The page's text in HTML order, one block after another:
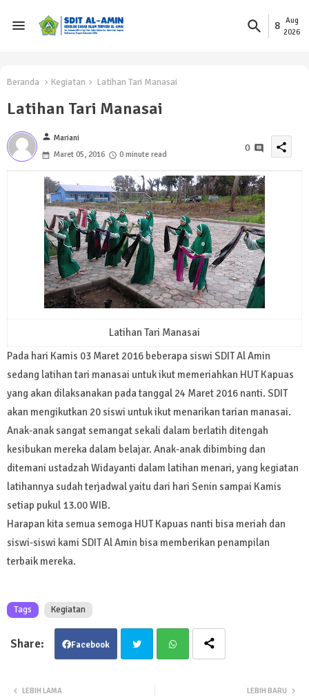
8
Aug
2026
Beranda Kegiatan Latihan Tari Manasai
Latihan Tari Manasai
person Mariani
Maret 05, 2016
0 minute read
0 share
Latihan Tari Manasai
Pada hari Kamis 03 Maret 2016 beberapa siswi SDIT Al Amin
sedang latihan tari manasai untuk ikut memeriahkan HUT Kapuas
yang akan dilaksanakan pada tanggal 24 Maret 2016 nanti. SDIT
akan mengikutkan 20 siswi untuk ikut menarikan tarian manasai.
Anak-anak sangat semangat sekali dalam berlatih ditengah
kesibukan mereka dalam belajar. Anak-anak dibimbing dan
ditemani ustadzah Widayanti dalam latihan menari, yang kegiatan
latihannya sudah terjadwal yaitu dari hari Senin sampai Kamis
setiap pukul 13.00 WIB.
Harapan kita semua semoga HUT Kapuas nanti bisa meriah dan
siswi-siswi kami SDIT Al Amin bisa memberikan penampilan
terbaik mereka.
Tags Kegiatan
Facebook
LEBIH BARU
LEBIH LAMA